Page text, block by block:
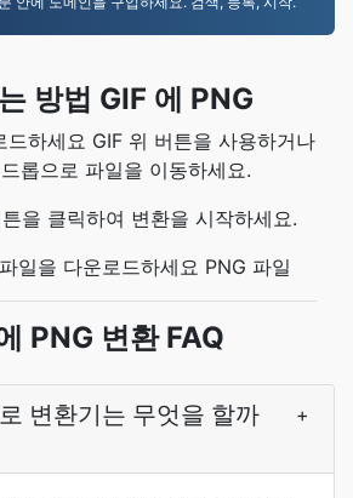
방법 GIF 에 PNG
드하세요 GIF 위 버튼을 사용하거나
롭으로 파일을 이동하세요.
을 클릭하여 변환을 시작하세요.
일을 다운로드하세요 PNG 파일
PNG 변환 FAQ
변환기는 무엇을 할까
+